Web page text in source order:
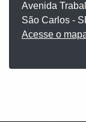
Avenida
São Carlos -
Acesse o